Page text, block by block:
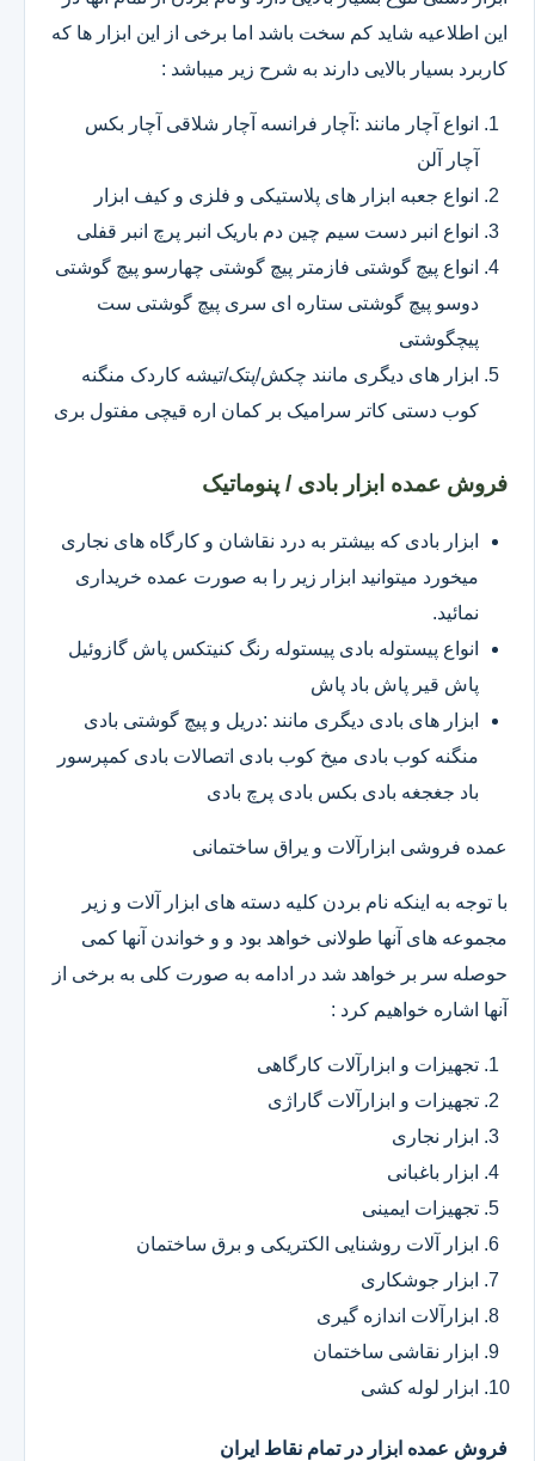
این اطلاعیه شاید کم سخت باشد اما برخی از این ابزار ها که
کاربرد بسیار بالایی دارند به شرح زیر میباشد :
انواع آچار مانند :آچار فرانسه آچار شلاقی آچار بکس
آچار آلن
انواع جعبه ابزار های پلاستیکی و فلزی و کیف ابزار
انواع انبر دست سیم چین دم باریک انبر پرچ انبر قفلی
انواع پیچ گوشتی فازمتر پیچ گوشتی چهارسو پیچ گوشتی
دوسو پیچ گوشتی ستاره ای سری پیچ گوشتی ست
پیچگوشتی
ابزار های دیگری مانند چکش/پتک/تیشه کاردک منگنه
کوب دستی کاتر سرامیک بر کمان اره قیچی مفتول بری
فروش عمده ابزار بادی / پنوماتیک
ابزار بادی که بیشتر به درد نقاشان و کارگاه های نجاری
میخورد میتوانید ابزار زیر را به صورت عمده خریداری
نمائید.
انواع پیستوله بادی پیستوله رنگ کنیتکس پاش گازوئیل
پاش قیر پاش باد پاش
ابزار های بادی دیگری مانند :دریل و پیچ گوشتی بادی
منگنه کوب بادی میخ کوب بادی اتصالات بادی کمپرسور
باد جغجغه بادی بکس بادی پرچ بادی
عمده فروشی ابزارآلات و یراق ساختمانی
با توجه به اینکه نام بردن کلیه دسته های ابزار آلات و زیر
مجموعه های آنها طولانی خواهد بود و و خواندن آنها کمی
حوصله سر بر خواهد شد در ادامه به صورت کلی به برخی از
آنها اشاره خواهیم کرد :
تجهیزات و ابزارآلات کارگاهی
تجهیزات و ابزارآلات گاراژی
ابزار نجاری
ابزار باغبانی
تجهیزات ایمینی
ابزار آلات روشنایی الکتریکی و برق ساختمان
ابزار جوشکاری
ابزارآلات اندازه گیری
ابزار نقاشی ساختمان
ابزار لوله کشی
فروش عمده ابزار در تمام نقاط ایران